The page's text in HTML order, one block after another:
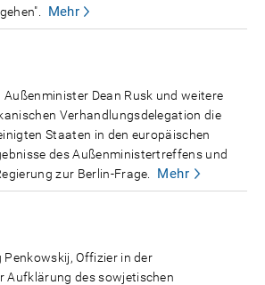
Mehr
Dean Rusk und weitere
Verhandlungsdelegation die
Staaten in den europäischen
des Außenministertreffens und
zur Berlin-Frage.
Mehr
Penkowskij, Offizier in der
Aufklärung des sowjetischen